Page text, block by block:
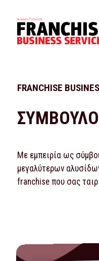
FRANCHISE
Με εμπειρία ως
μεγαλύτερων
franchise που σας